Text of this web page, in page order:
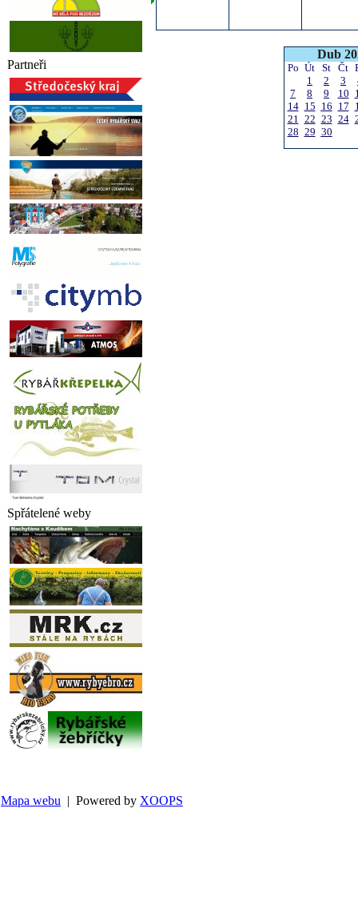
Partneři
Spřátelené weby
Dub
Po Út St Čt
1
2 3
7
8 9 10
14 15 16 17
21 22 23 24
28 29 30
Mapa webu | Powered by XOOPS